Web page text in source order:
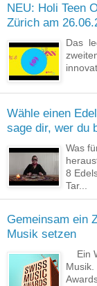
NEU: Holi Teen
Zürich am
Das
Wähle einen
sage dir, wer du
Was
8
Tar...
Gemeinsam ein
Musik setzen
Ein